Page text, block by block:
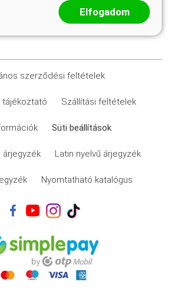
szerződési feltételek
tájékoztató Szállítási feltételek
Süti beállítások
árjegyzék Latin nyelvű árjegyzék
Nyomtatható katalógus
Elfogadom